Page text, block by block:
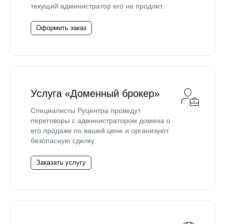
текущий администратор его не продлит.
Оформить заказ
Услуга «Доменный брокер»
Специалисты Руцентра проведут
переговоры с администратором домена о
его продаже по вашей цене и организуют
безопасную сделку.
Заказать услугу